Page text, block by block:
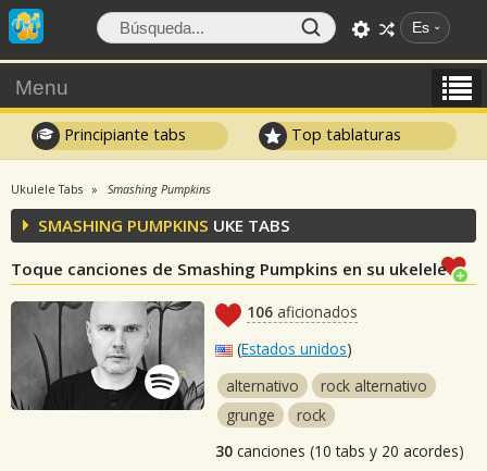
Es
Menu
Principiante tabs Top tablaturas
Ukulele Tabs Smashing Pumpkins
SMASHING PUMPKINS UKE TABS
Toque canciones de Smashing Pumpkins en su ukelele
106 aficionados
(Estados unidos)
alternativo
rock alternativo
grunge
rock
30 canciones (10 tabs y 20 acordes)